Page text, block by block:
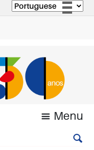
Acesso à informação
Legislação
Canais
Menu